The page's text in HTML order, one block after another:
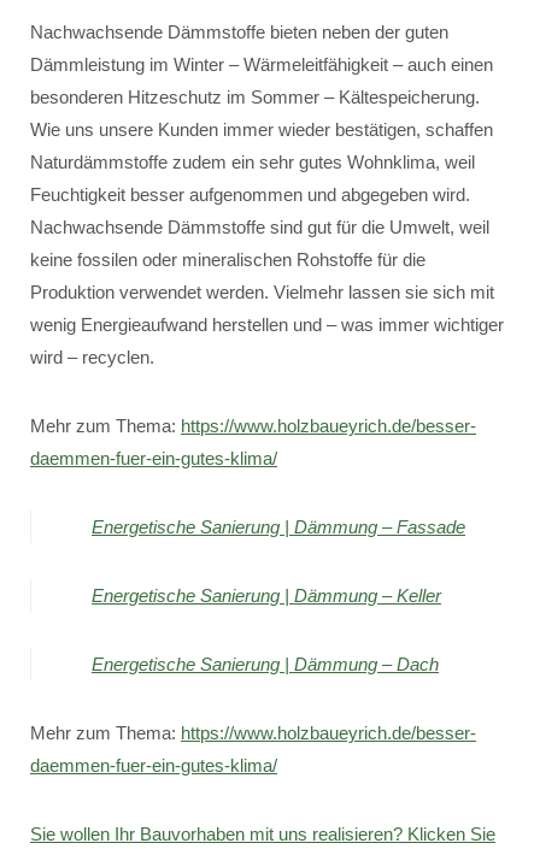
Nachwachsende Dämmstoffe bieten neben der guten
Dämmleistung im Winter – Wärmeleitfähigkeit – auch einen
besonderen Hitzeschutz im Sommer – Kältespeicherung.
Wie uns unsere Kunden immer wieder bestätigen, schaffen
Naturdämmstoffe zudem ein sehr gutes Wohnklima, weil
Feuchtigkeit besser aufgenommen und abgegeben wird.
Nachwachsende Dämmstoffe sind gut für die Umwelt, weil
keine fossilen oder mineralischen Rohstoffe für die
Produktion verwendet werden. Vielmehr lassen sie sich mit
wenig Energieaufwand herstellen und – was immer wichtiger
wird – recyclen.
Mehr zum Thema: https://www.holzbaueyrich.de/besser-
daemmen-fuer-ein-gutes-klima/
Energetische Sanierung | Dämmung – Fassade
Energetische Sanierung | Dämmung – Keller
Energetische Sanierung | Dämmung – Dach
Mehr zum Thema: https://www.holzbaueyrich.de/besser-
daemmen-fuer-ein-gutes-klima/
Sie wollen Ihr Bauvorhaben mit uns realisieren? Klicken Sie